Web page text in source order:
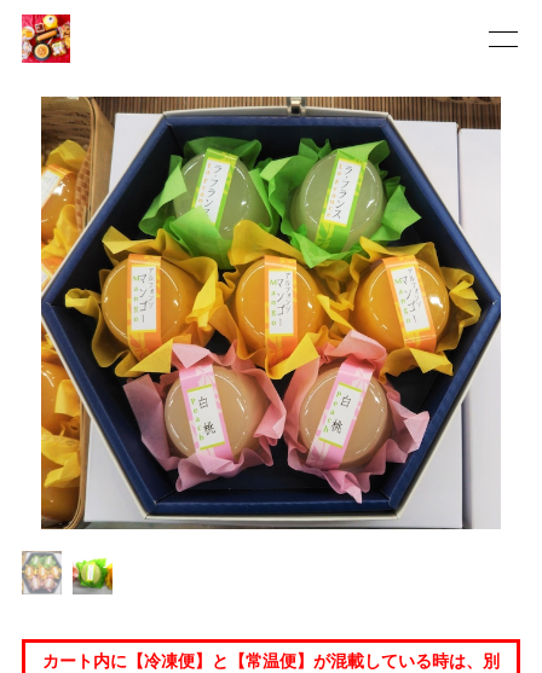
カート内に【冷凍便】と【常温便】が混載している時は、別